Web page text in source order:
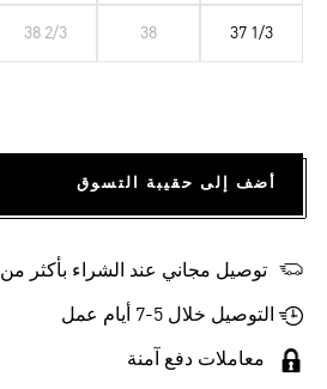
37 1/3
38
38 2/3
أضف إلى حقيبة التسوق
توصيل مجاني عند الشراء بأكثر من 35 د.ك
التوصيل خلال 5-7 أيام عمل
معاملات دفع آمنة